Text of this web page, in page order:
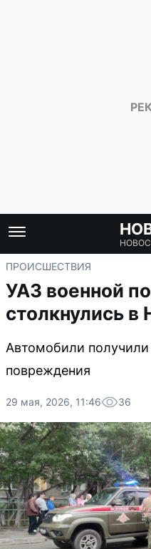
ПРОИСШЕСТВИЯ
УАЗ военной
столкнулись в
Автомобили получили
повреждения
29 мая, 2026, 11:46 36